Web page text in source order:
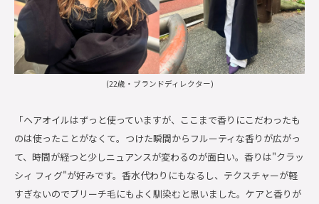
(22歳・ブランドディレクター)
「ヘアオイルはずっと使っていますが、ここまで香りにこだわったも
のは使ったことがなくて。つけた瞬間からフルーティな香りが広がっ
て、時間が経つと少しニュアンスが変わるのが面白い。香りは"クラッ
シィ フィグ"が好みです。香水代わりにもなるし、テクスチャーが軽
すぎないのでブリーチ毛にもよく馴染むと思いました。ケアと香りが